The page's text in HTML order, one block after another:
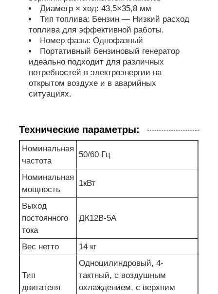
Диаметр × ход: 43,5×35,8 мм
Тип топлива: Бензин — Низкий расход
топлива для эффективной работы.
Номер фазы: Однофазный
Портативный бензиновый генератор
идеально подходит для различных
потребностей в электроэнергии на
открытом воздухе и в аварийных
ситуациях.
Технические параметры:
Номинальная
частота
50/60 Гц
Номинальная
мощность
1кВт
Выход
постоянного
тока
ДК12В-5А
Вес нетто 14 кг
Тип
двигателя
Одноцилиндровый, 4-
тактный, с воздушным
охлаждением, с верхним